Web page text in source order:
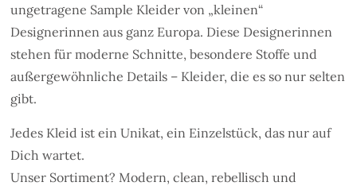
ungetragene Sample Kleider von „kleinen“
Designerinnen aus ganz Europa. Diese Designerinnen
stehen für moderne Schnitte, besondere Stoffe und
außergewöhnliche Details – Kleider, die es so nur selten
gibt.
Jedes Kleid ist ein Unikat, ein Einzelstück, das nur auf
Dich wartet.
Unser Sortiment? Modern, clean, rebellisch und